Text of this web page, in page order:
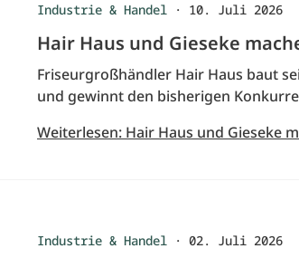
Industrie & Handel · 10. Juli 2026
Hair Haus und Gieseke
Friseurgroßhändler Hair Haus baut
und gewinnt den bisherigen
Weiterlesen: Hair Haus und Gieseke
Industrie & Handel · 02. Juli 2026